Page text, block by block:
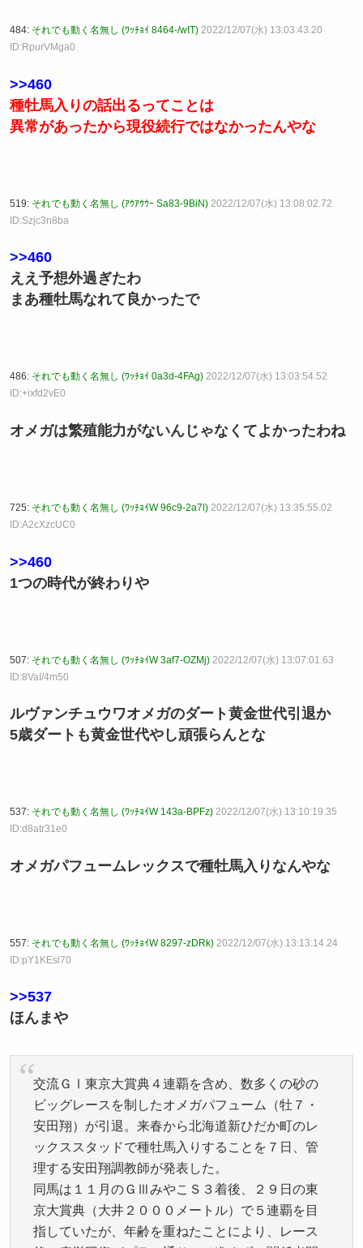
484: それでも動く名無し (ﾜｯﾁｮｲ 8464-/wIT) 2022/12/07(水) 13:03:43.20
ID:RpurVMga0
>>460
種牡馬入りの話出るってことは
異常があったから現役続行ではなかったんやな
519: それでも動く名無し (ｱｳｱｳｳｰ Sa83-9BiN) 2022/12/07(水) 13:08:02.72
ID:Szjc3n8ba
>>460
ええ予想外過ぎたわ
まあ種牡馬なれて良かったで
486: それでも動く名無し (ﾜｯﾁｮｲ 0a3d-4FAg) 2022/12/07(水) 13:03:54.52
ID:+ixfd2vE0
オメガは繁殖能力がないんじゃなくてよかったわね
725: それでも動く名無し (ﾜｯﾁｮｲW 96c9-2a7l) 2022/12/07(水) 13:35:55.02
ID:A2cXzcUC0
>>460
1つの時代が終わりや
507: それでも動く名無し (ﾜｯﾁｮｲW 3af7-OZMj) 2022/12/07(水) 13:07:01.63
ID:8VaI/4m50
ルヴァンチュウワオメガのダート黄金世代引退か
5歳ダートも黄金世代やし頑張らんとな
537: それでも動く名無し (ﾜｯﾁｮｲW 143a-BPFz) 2022/12/07(水) 13:10:19.35
ID:d8atr31e0
オメガパフュームレックスで種牡馬入りなんやな
557: それでも動く名無し (ﾜｯﾁｮｲW 8297-zDRk) 2022/12/07(水) 13:13:14.24
ID:pY1KEsl70
>>537
ほんまや
交流ＧⅠ東京大賞典４連覇を含め、数多くの砂の
ビッグレースを制したオメガパフューム（牡７・
安田翔）が引退。来春から北海道新ひだか町のレ
ックススタッドで種牡馬入りすることを７日、管
理する安田翔調教師が発表した。
同馬は１１月のＧⅢみやこＳ３着後、２９日の東
京大賞典（大井２０００メートル）で５連覇を目
指していたが、年齢を重ねたことにより、レース